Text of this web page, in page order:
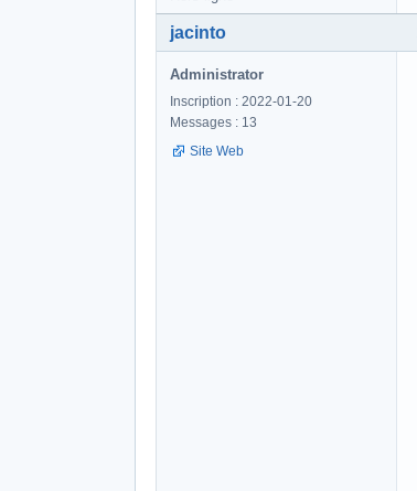
jacinto
Administrator
Inscription : 2022-01-20
Messages : 13
Site Web